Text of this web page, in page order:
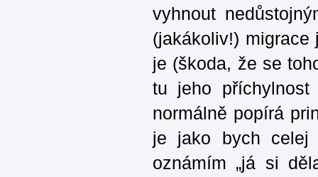
vyhnout
(jakákoliv!)
je (škoda, že se
tu jeho
normálně popírá
je jako bych celej
oznámím „já si